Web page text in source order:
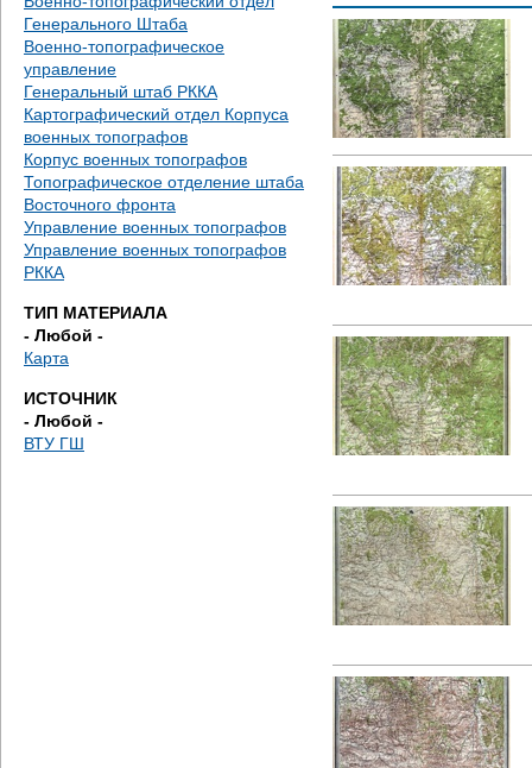
д
е
с
ь
Генерального Штаба
Военно-топографическое
управление
Генеральный штаб РККА
Картографический отдел Корпуса
военных топографов
Корпус военных топографов
Топографическое отделение штаба
Восточного фронта
Управление военных топографов
Управление военных топографов
РККА
ТИП МАТЕРИАЛА
- Любой -
Карта
ИСТОЧНИК
- Любой -
ВТУ ГШ